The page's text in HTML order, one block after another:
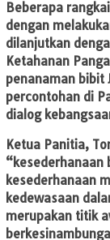
Beberapa
dengan
dilanjutkan
Ketahanan
penanaman bibit
percontohan di
dialog
Ketua Panitia,
“kesederhanaan
kesederhanaan
kedewasaan
merupakan titik